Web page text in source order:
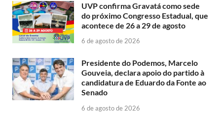
UVP confirma Gravatá como sede
do próximo Congresso Estadual, que
acontece de 26 a 29 de agosto
6 de agosto de 2026
Presidente do Podemos, Marcelo
Gouveia, declara apoio do partido à
candidatura de Eduardo da Fonte ao
Senado
6 de agosto de 2026